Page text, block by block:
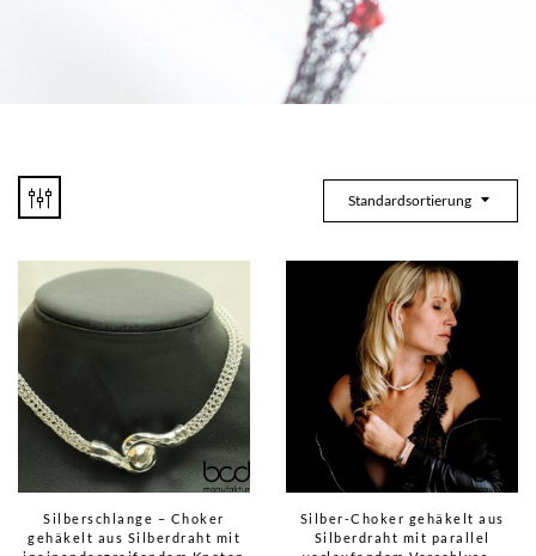
Standardsortierung
Silberschlange – Choker
gehäkelt aus Silberdraht mit
Silber-Choker gehäkelt aus
Silberdraht mit parallel